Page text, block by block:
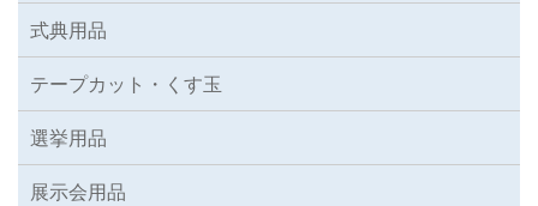
式典用品
テープカット・くす玉
選挙用品
展示会用品